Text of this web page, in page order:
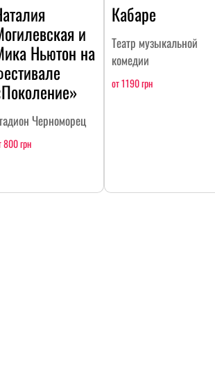
и
Ньютон на
Черноморец
800 грн
Кабаре
Театр музыкальной
комедии
от 1190 грн